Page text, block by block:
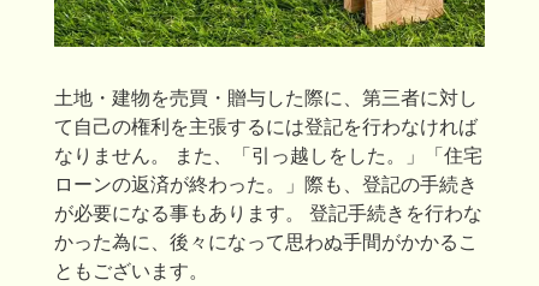
土地・建物を売買・贈与した際に、第三者に対し
て自己の権利を主張するには登記を行わなければ
なりません。 また、「引っ越しをした。」「住宅
ローンの返済が終わった。」際も、登記の手続き
が必要になる事もあります。 登記手続きを行わな
かった為に、後々になって思わぬ手間がかかるこ
ともございます。